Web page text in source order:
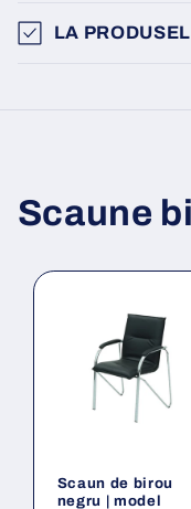
LA
Scaune
Scaun de birou
negru | model